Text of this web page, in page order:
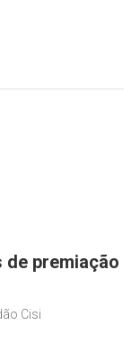
de premiação
Cisi